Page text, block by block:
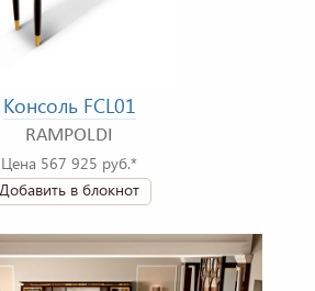
Консоль FCL01
RAMPOLDI
Цена 567 925 руб.*
Добавить в блокнот